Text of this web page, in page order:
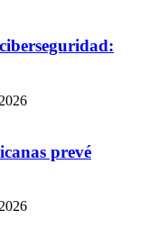
prevé